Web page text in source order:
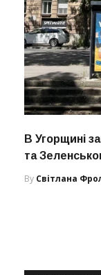
В Угорщині
та
By Світлана